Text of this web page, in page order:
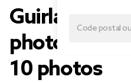
Guirlande
photo à LED
10 photos